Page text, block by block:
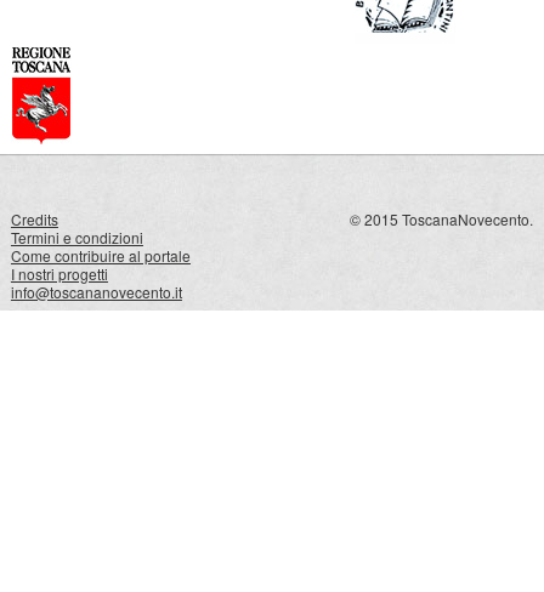
Credits
Termini e condizioni
Come contribuire al portale
I nostri progetti
info@toscananovecento.it
© 2015 ToscanaNovecento.